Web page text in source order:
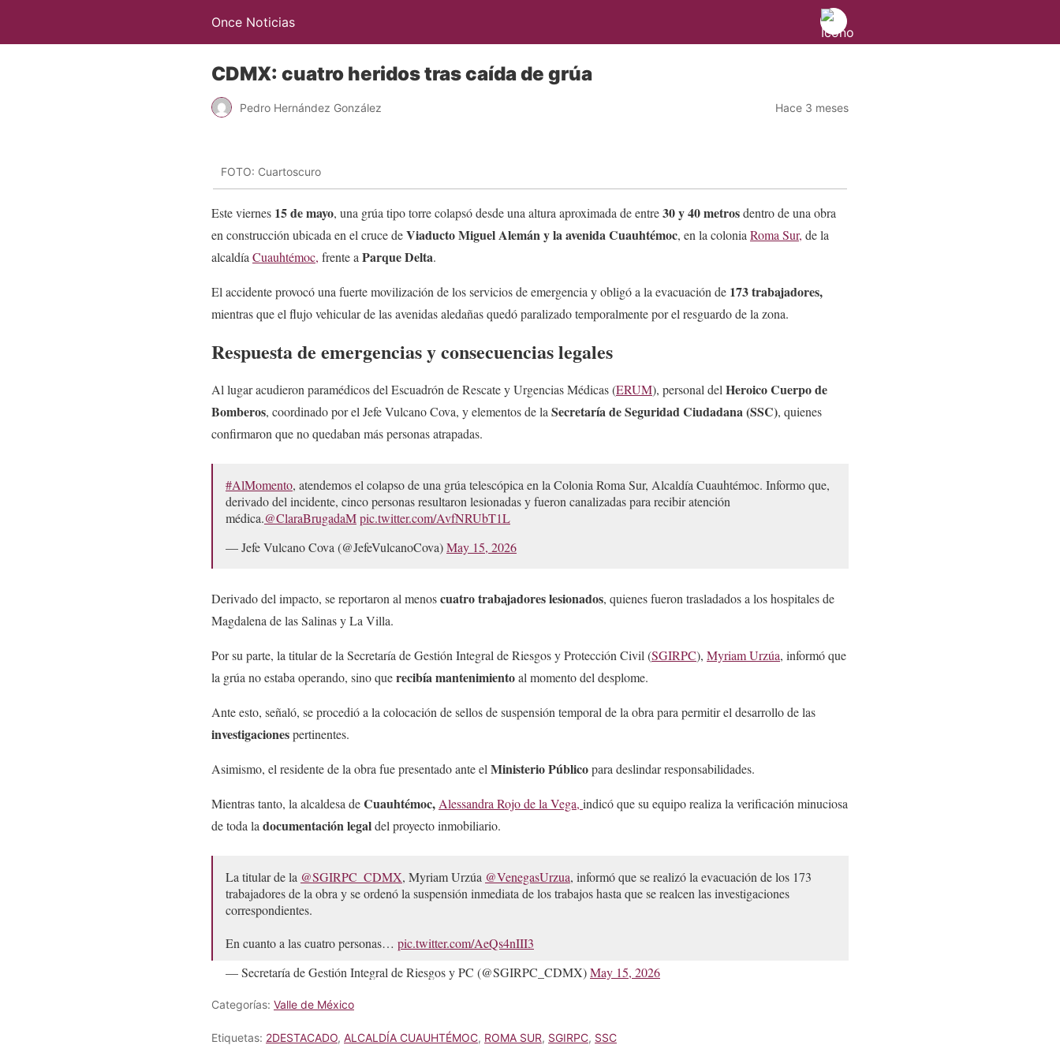
Once Noticias
CDMX: cuatro heridos tras caída de grúa
Pedro Hernández González Hace 3 meses
FOTO: Cuartoscuro
Este viernes 15 de mayo, una grúa tipo torre colapsó desde una altura aproximada de entre30 y 40 metrosdentro de una obra
en construcción ubicada en el cruce deViaducto Miguel Alemán y la avenida Cuauhtémoc, en la colonia Roma Sur, de la
alcaldía Cuauhtémoc, frente a Parque Delta.
El accidente provocó una fuerte movilización de los servicios de emergencia y obligó a la evacuación de 173 trabajadores,
mientras que el flujo vehicular de las avenidas aledañas quedó paralizado temporalmente por el resguardo de la zona.
Respuesta de emergencias y consecuencias legales
Al lugar acudieron paramédicos del Escuadrón de Rescate y Urgencias Médicas (ERUM), personal del Heroico Cuerpo de
Bomberos, coordinado por el Jefe Vulcano Cova, y elementos de la Secretaría de Seguridad Ciudadana (SSC), quienes
confirmaron que no quedaban más personas atrapadas.
#AlMomento, atendemos el colapso de una grúa telescópica en la Colonia Roma Sur, Alcaldía Cuauhtémoc. Informo que,
derivado del incidente, cinco personas resultaron lesionadas y fueron canalizadas para recibir atención
médica.@ClaraBrugadaMpic.twitter.com/AvfNRUbT1L
— Jefe Vulcano Cova (@JefeVulcanoCova)May 15, 2026
Derivado del impacto, se reportaron al menoscuatro trabajadores lesionados, quienes fueron trasladados a los hospitales de
Magdalena de las Salinas y La Villa.
Por su parte, la titular de la Secretaría de Gestión Integral de Riesgos y Protección Civil (SGIRPC), Myriam Urzúa, informó que
la grúa no estaba operando, sino querecibía mantenimientoal momento del desplome.
Ante esto, señaló, se procedió a la colocación de sellos de suspensión temporal de la obra para permitir el desarrollo de las
investigacionespertinentes.
Asimismo, el residente de la obra fue presentado ante el Ministerio Públicopara deslindar responsabilidades.
Mientras tanto, la alcaldesa deCuauhtémoc, Alessandra Rojo de la Vega, indicó que su equipo realiza la verificación minuciosa
de toda la documentación legaldel proyecto inmobiliario.
La titular de la @SGIRPC_CDMX, Myriam Urzúa @VenegasUrzua, informó que se realizó la evacuación de los 173
trabajadores de la obra y se ordenó la suspensión inmediata de los trabajos hasta que se realcen las investigaciones
correspondientes.
En cuanto a las cuatro personas… pic.twitter.com/AeQs4nIII3
— Secretaría de Gestión Integral de Riesgos y PC (@SGIRPC_CDMX)May 15, 2026
Categorías: Valle de México
Etiquetas: 2DESTACADO, ALCALDÍA CUAUHTÉMOC, ROMA SUR, SGIRPC, SSC